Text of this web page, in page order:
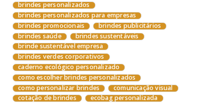
brindes personalizados
brindes personalizados para empresas
brindes promocionais
brindes publicitários
brindes saúde
brindes sustentáveis
brinde sustentável empresa
brindes verdes corporativos
caderno ecológico personalizado
como escolher brindes personalizados
como personalizar brindes
comunicação visual
cotação de brindes
ecobag personalizada